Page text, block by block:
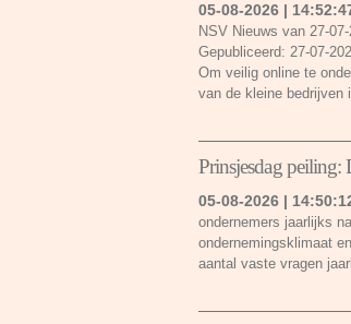
05-08-2026 |
NSV Nieuws van 27-
Gepubliceerd: 27-07-
Om veilig online te
van de kleine bedrijven
Prinsjesdag peiling:
05-08-2026 |
ondernemers jaarlijks
ondernemingsklimaat
aantal vaste vragen